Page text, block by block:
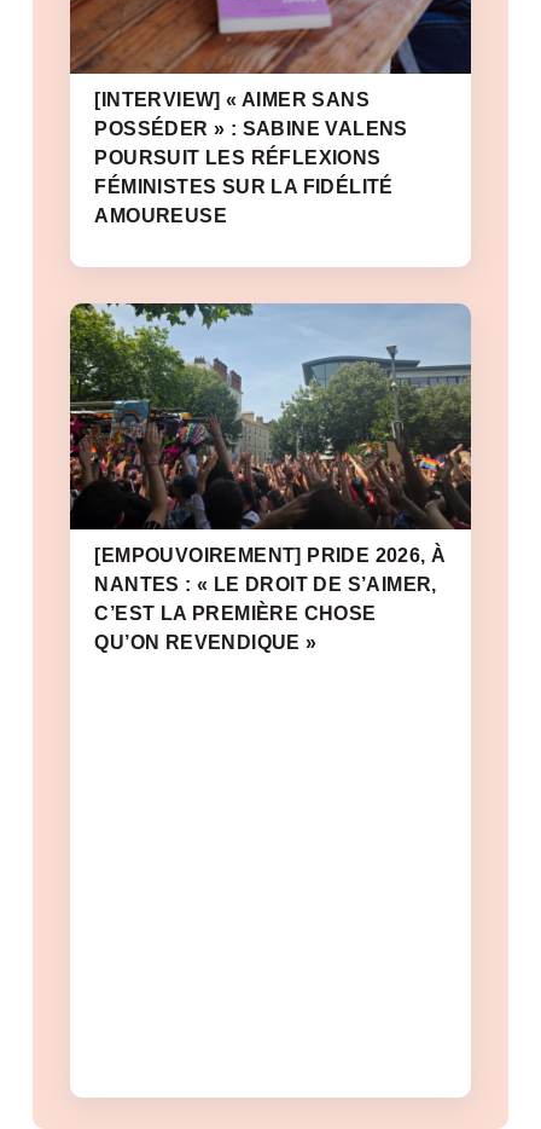
[INTERVIEW] « AIMER SANS
POSSÉDER » : SABINE VALENS
POURSUIT LES RÉFLEXIONS
FÉMINISTES SUR LA FIDÉLITÉ
AMOUREUSE
[EMPOUVOIREMENT] PRIDE 2026, À
NANTES : « LE DROIT DE S’AIMER,
C’EST LA PREMIÈRE CHOSE
QU’ON REVENDIQUE »